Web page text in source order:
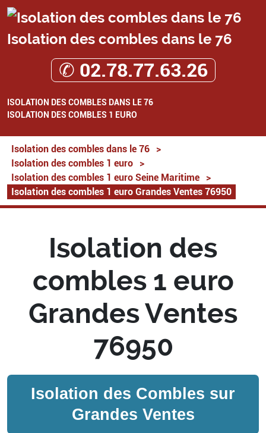
Isolation des combles dans le 76
✆ 02.78.77.63.26
ISOLATION DES COMBLES DANS LE 76
ISOLATION DES COMBLES 1 EURO
Isolation des combles dans le 76
>
Isolation des combles 1 euro
>
Isolation des combles 1 euro Seine Maritime
>
Isolation des combles 1 euro Grandes Ventes 76950
Isolation des
combles 1 euro
Grandes Ventes
76950
Isolation des Combles sur
Grandes Ventes